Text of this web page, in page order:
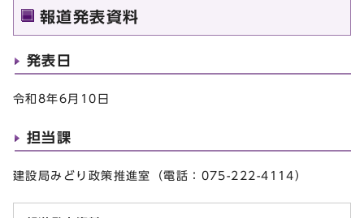
報道発表資料
発表日
令和8年6月10日
担当課
建設局みどり政策推進室（電話：075-222-4114）